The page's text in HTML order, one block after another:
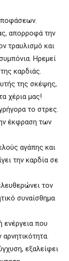
απορροφά την
τραυλισμό και
Ηρεμεί
καρδιάς.
της σκέψης,
χέρια μας!
το στρες.
έκφραση των
αγάπης και
την καρδία σε
τον
συναίσθημα
ενέργεια που
εξαλείφει